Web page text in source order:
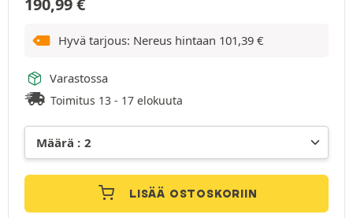
190,99€
Hyvä tarjous: Nereus hintaan 101,39 €
Varastossa
Toimitus 13 - 17 elokuuta
LISÄÄ OSTOSKORIIN